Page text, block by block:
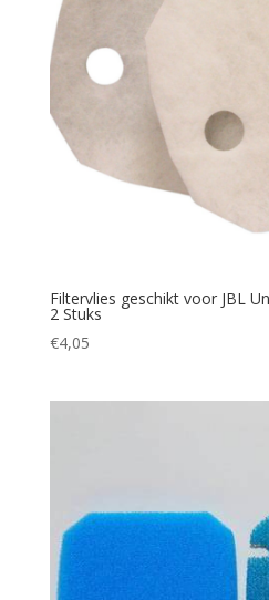
Filtervlies geschikt voor JBL
2 Stuks
€4,05